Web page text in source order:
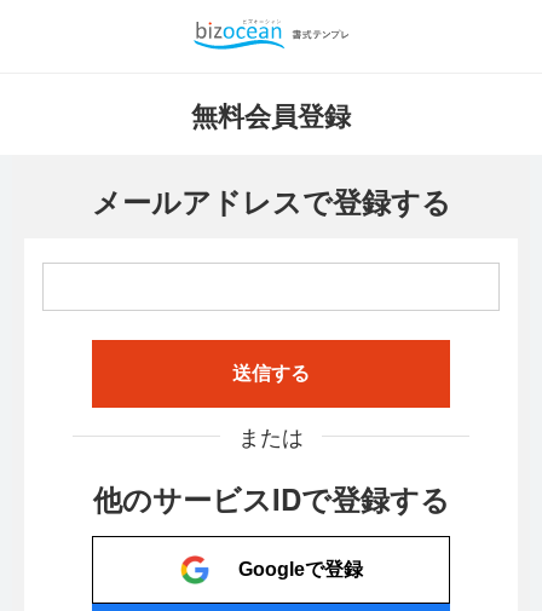
無料会員登録
メールアドレスで登録する
送信する
または
他のサービスIDで登録する
Googleで登録